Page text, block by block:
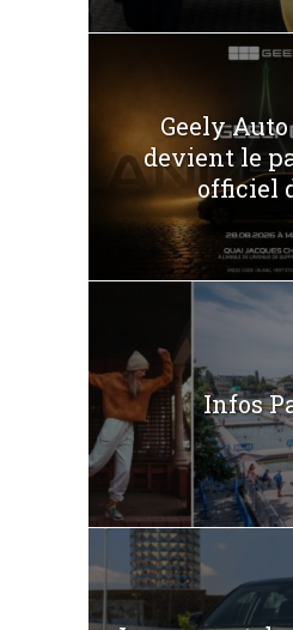
Geely
devient le
officiel
Infos